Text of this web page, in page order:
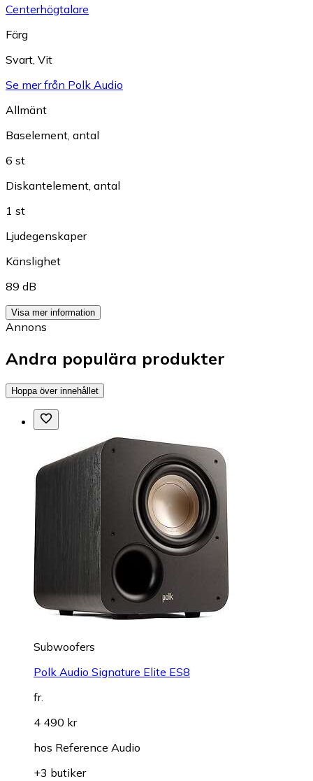
Centerhögtalare
Färg
Svart, Vit
Se mer från Polk Audio
Allmänt
Baselement, antal
6 st
Diskantelement, antal
1 st
Ljudegenskaper
Känslighet
89 dB
Visa mer information
Annons
Andra populära produkter
Hoppa över innehållet
Subwoofers
Polk Audio Signature Elite ES8
fr.
4 490 kr
hos Reference Audio
+3 butiker